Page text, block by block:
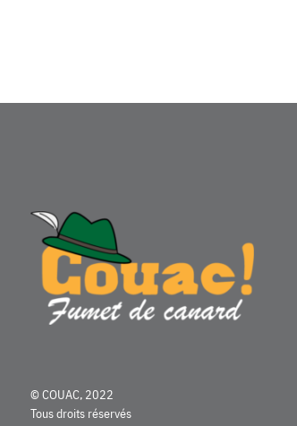
© COUAC, 2022
Tous droits réservés